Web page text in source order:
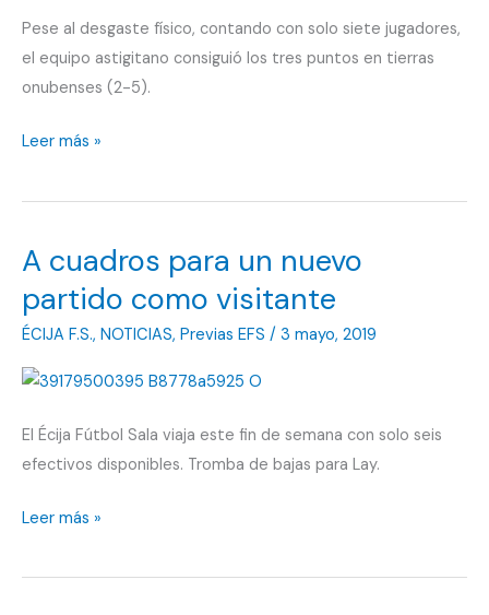
Pese al desgaste físico, contando con solo siete jugadores,
el equipo astigitano consiguió los tres puntos en tierras
onubenses (2-5).
Meritorio
para
azulillos
Leer más »
A cuadros para un nuevo
partido como visitante
ÉCIJA F.S., NOTICIAS, Previas EFS / 3 mayo, 2019
El Écija Fútbol Sala viaja este fin de semana con solo seis
efectivos disponibles. Tromba de bajas para Lay.
A
para
Leer más »